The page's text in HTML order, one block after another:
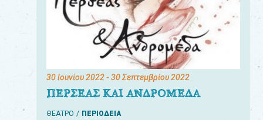
30 Ιουνίου 2022- 30 Σεπτεμβρίου 2022
ΠΕΡΣΕΑΣ ΚΑΙ ΑΝΔΡΟΜΕΔΑ
ΘΕΑΤΡΟ ΠΕΡΙΟΔΕΙΑ